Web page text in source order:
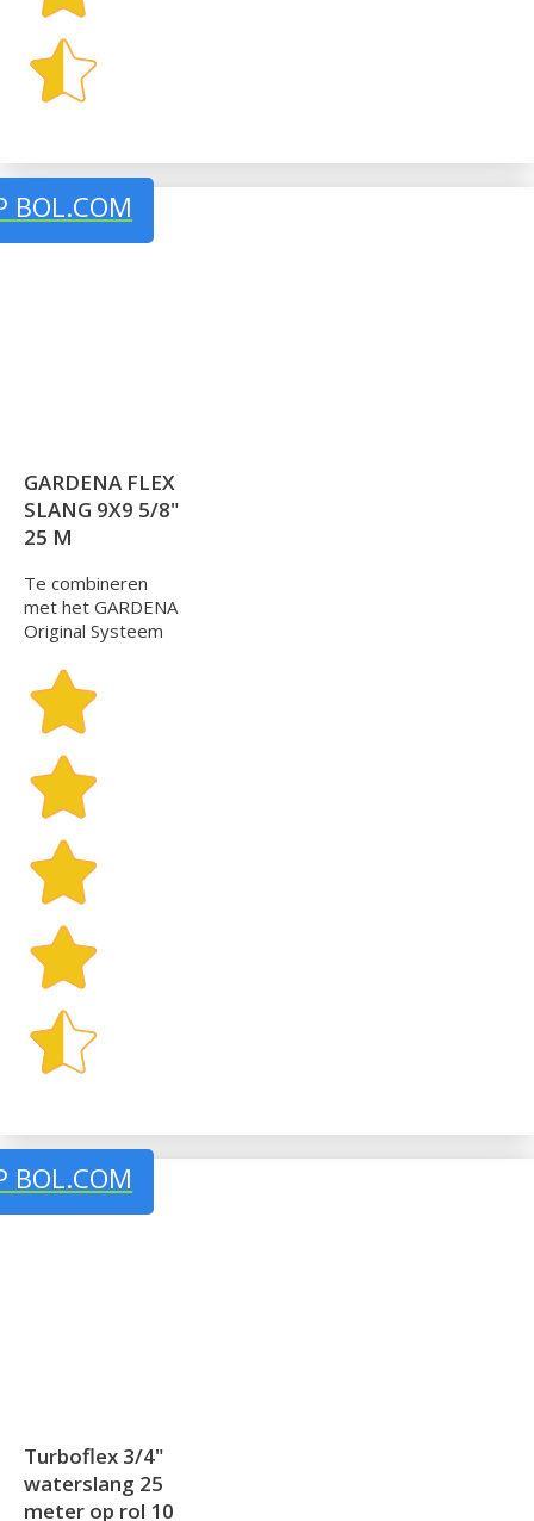
BOL.COM
GARDENA FLEX
SLANG 9X9 5/8"
25 M
Te combineren
met het GARDENA
Original Systeem
BOL.COM
Turboflex 3/4"
waterslang 25
meter op rol 10